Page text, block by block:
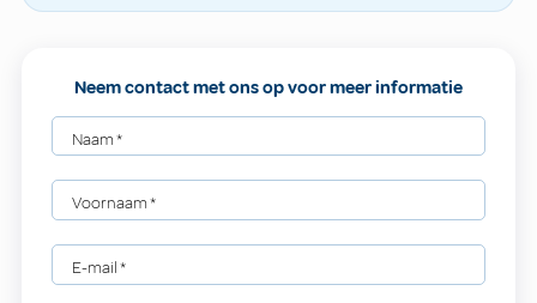
Neem contact met ons op voor meer informatie
Naam*
Voornaam*
E-mail*